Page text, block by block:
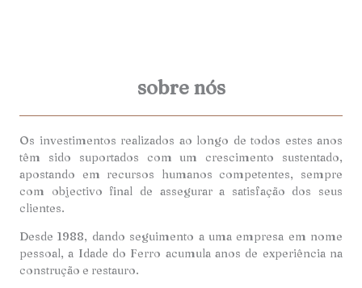
sobre nós
Os investimentos realizados ao longo de todos estes anos
têm sido suportados com um crescimento sustentado,
apostando em recursos humanos competentes, sempre
com objectivo final de assegurar a satisfação dos seus
clientes.
Desde 1988, dando seguimento a uma empresa em nome
pessoal, a Idade do Ferro acumula anos de experiência na
construção e restauro.